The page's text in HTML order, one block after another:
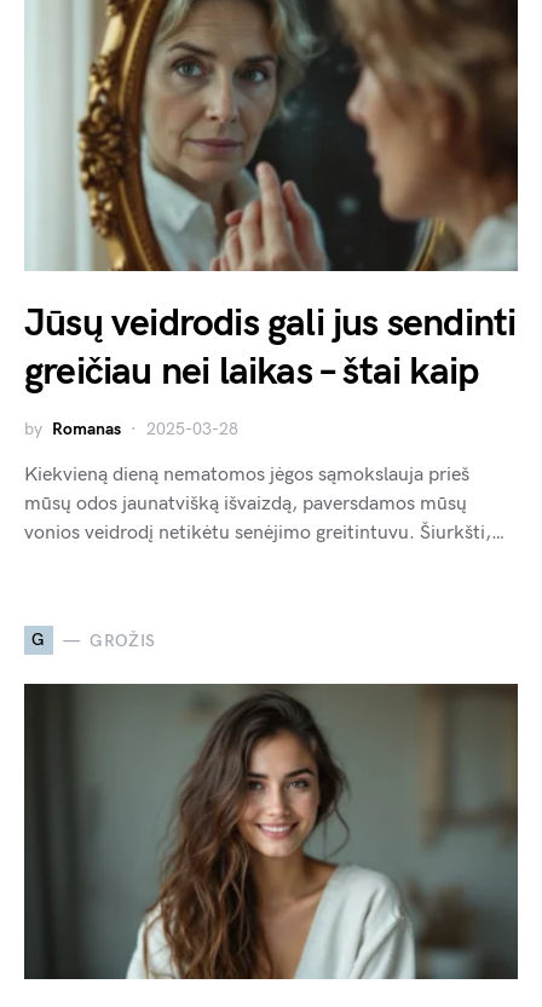
Jūsų veidrodis gali jus sendinti
greičiau nei laikas – štai kaip
by Romanas 2025-03-28
Kiekvieną dieną nematomos jėgos sąmokslauja prieš
mūsų odos jaunatvišką išvaizdą, paversdamos mūsų
vonios veidrodį netikėtu senėjimo greitintuvu. Šiurkšti,…
G GROŽIS